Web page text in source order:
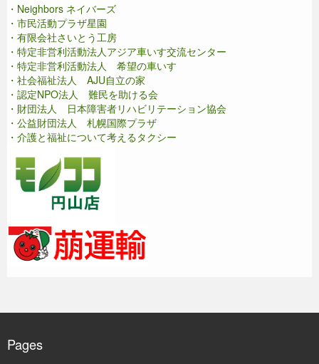
・Neighbors ネイバーズ
・市民活動プラザ星園
・有限会社さいとう工房
・特定非営利活動法人アジア車いす交流センター
・特定非営利活動法人 希望の車いす
・社会福祉法人 AJU自立の家
・認定NPO法人 難民を助ける会
・財団法人 日本障害者リハビリテーション協会
・公益財団法人 札幌国際プラザ
・介護と福祉について考えるタクシー
Pages